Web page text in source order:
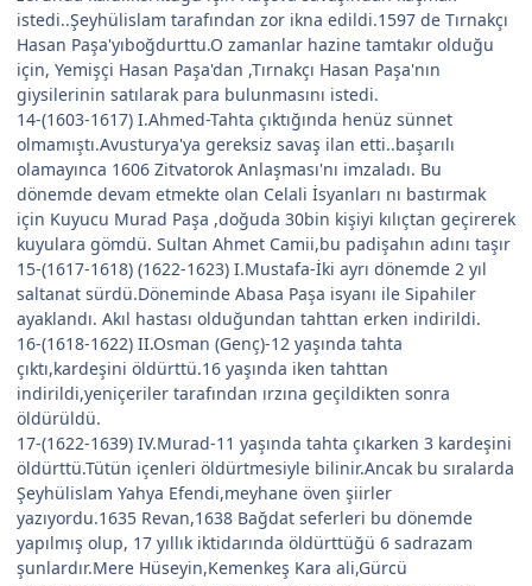
istedi..Şeyhülislam tarafından zor ikna edildi.1597 de Tırnakçı
Hasan Paşa'yıboğdurttu.O zamanlar hazine tamtakır olduğu
için, Yemişçi Hasan Paşa'dan ,Tırnakçı Hasan Paşa'nın
giysilerinin satılarak para bulunmasını istedi.
14-(1603-1617) I.Ahmed-Tahta çıktığında henüz sünnet
olmamıştı.Avusturya'ya gereksiz savaş ilan etti..başarılı
olamayınca 1606 Zitvatorok Anlaşması'nı imzaladı. Bu
dönemde devam etmekte olan Celali İsyanları nı bastırmak
için Kuyucu Murad Paşa ,doğuda 30bin kişiyi kılıçtan geçirerek
kuyulara gömdü. Sultan Ahmet Camii,bu padişahın adını taşır
15-(1617-1618) (1622-1623) I.Mustafa-İki ayrı dönemde 2 yıl
saltanat sürdü.Döneminde Abasa Paşa isyanı ile Sipahiler
ayaklandı. Akıl hastası olduğundan tahttan erken indirildi.
16-(1618-1622) II.Osman (Genç)-12 yaşında tahta
çıktı,kardeşini öldürttü.16 yaşında iken tahttan
indirildi,yeniçeriler tarafından ırzına geçildikten sonra
öldürüldü.
17-(1622-1639) IV.Murad-11 yaşında tahta çıkarken 3 kardeşini
öldürttü.Tütün içenleri öldürtmesiyle bilinir.Ancak bu sıralarda
Şeyhülislam Yahya Efendi,meyhane öven şiirler
yazıyordu.1635 Revan,1638 Bağdat seferleri bu dönemde
yapılmış olup, 17 yıllık iktidarında öldürttüğü 6 sadrazam
şunlardır.Mere Hüseyin,Kemenkeş Kara ali,Gürcü